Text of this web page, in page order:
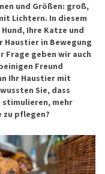
und Größen: groß,
Lichtern. In diesem
Ihre Katze und
Haustier in Bewegung
Frage geben wir auch
Freund
Ihr Haustier mit
Sie, dass
stimulieren, mehr
zu pflegen?